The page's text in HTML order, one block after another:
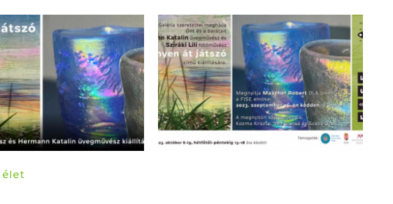
élet